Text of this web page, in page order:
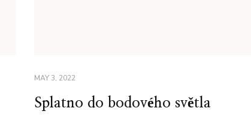
MAY 3, 2022
Splatno do bodového světla